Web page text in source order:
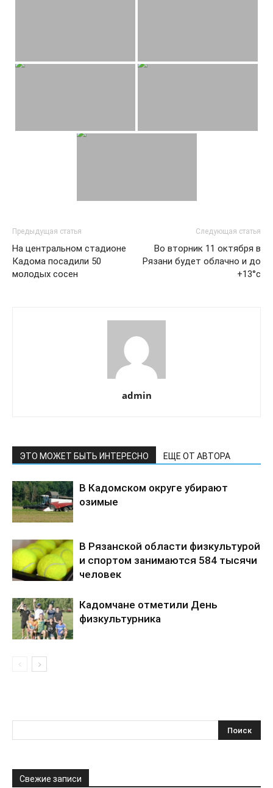
Предыдущая статья
На центральном стадионе
Кадома посадили 50
молодых сосен
Следующая статья
Во вторник 11 октября в
Рязани будет облачно и до
+13°с
admin
ЭТО МОЖЕТ БЫТЬ ИНТЕРЕСНО ЕЩЕ ОТ АВТОРА
В Кадомском округе убирают
озимые
В Рязанской области физкультурой
и спортом занимаются 584 тысячи
человек
Кадомчане отметили День
физкультурника
Свежие записи